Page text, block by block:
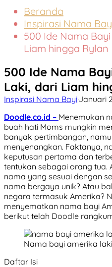
Beranda
Inspirasi Nama
500 Ide Nama
Liam hingga Rylan
500 Ide Nama
Laki, dari Liam
Inspirasi Nama Bayi·Januari
Doodle.co.id – Menemukan
buah hati Moms mungkin
banyak pertimbangan,
menyenangkan. Faktanya,
keputusan pertama dan
tentukan sebagai orang tua.
nama yang sesuai dengan
nama bergaya unik? Atau
negara termasuk Amerika?
menyematkan nama bayi
berikut telah Doodle
Nama bayi amerika
Daftar Isi